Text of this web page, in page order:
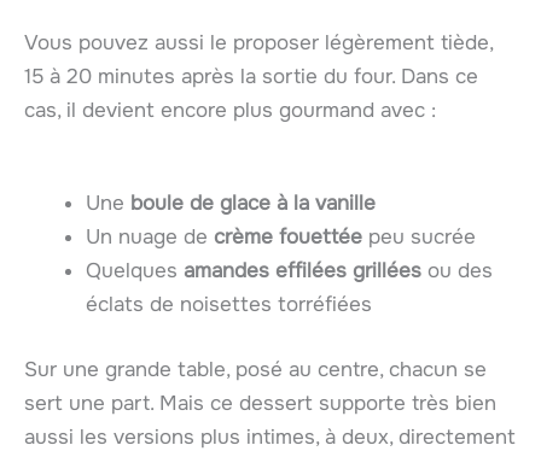
Vous pouvez aussi le proposer légèrement tiède,
15 à 20 minutes après la sortie du four. Dans ce
cas, il devient encore plus gourmand avec :
Une boule de glace à la vanille
Un nuage de crème fouettée peu sucrée
Quelques amandes effilées grillées ou des
éclats de noisettes torréfiées
Sur une grande table, posé au centre, chacun se
sert une part. Mais ce dessert supporte très bien
aussi les versions plus intimes, à deux, directement